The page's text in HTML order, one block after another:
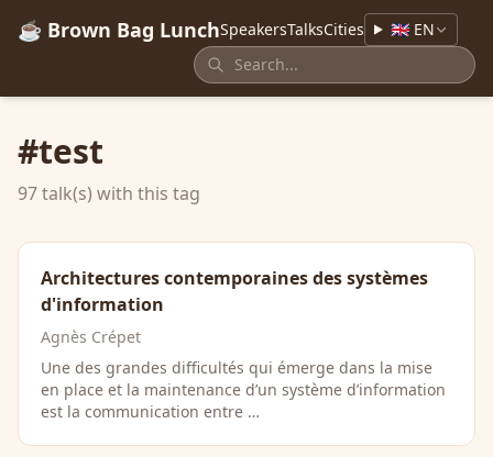
☕ Brown Bag LunchSpeakersTalksCities 🇬🇧 EN
#test
97 talk(s) with this tag
Architectures contemporaines des systèmes
d'information
Agnès Crépet
Une des grandes difficultés qui émerge dans la mise
en place et la maintenance d’un système d’information
est la communication entre …